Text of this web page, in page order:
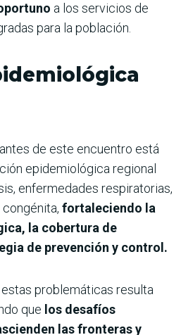
a los servicios de
para la población.
de este encuentro está
epidemiológica regional
enfermedades respiratorias,
fortaleciendo la
la cobertura de
de prevención y control.
problemáticas resulta
que los desafíos
las fronteras y